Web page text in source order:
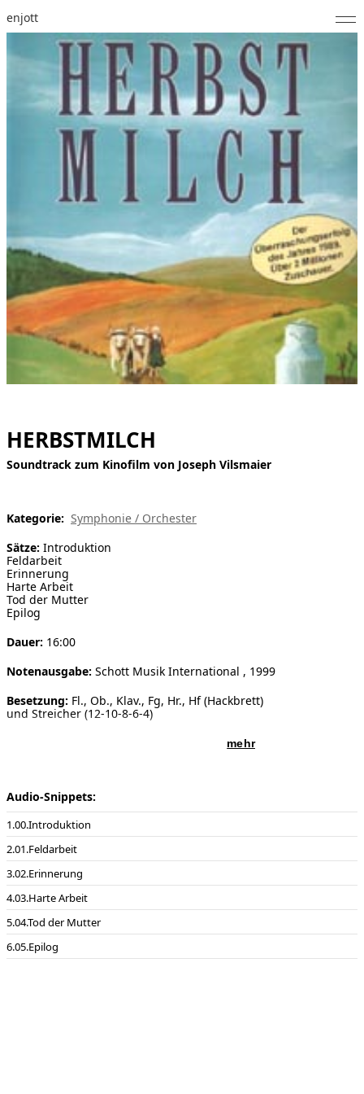
enjott
Home
Selected Works
Werkverzeichnis
Kalender
Publikationen
Notizen
[ Suche ]
Audio-Snippets:
00.Introduktion
01.Feldarbeit
02.Erinnerung
03.Harte Arbeit
04.Tod der Mutter
05.Epilog
HERBSTMILCH
Soundtrack zum Kinofilm von Joseph Vilsmaier
Kategorie: Symphonie / Orchester
Sätze: Introduktion
Feldarbeit
Erinnerung
Harte Arbeit
Tod der Mutter
Epilog
Dauer: 16:00
Notenausgabe: Schott Musik International , 1999
Besetzung: Fl., Ob., Klav., Fg, Hr., Hf (Hackbrett)
und Streicher (12-10-8-6-4)
mehr